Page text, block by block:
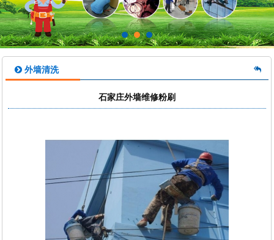
外墙清洗
石家庄外墙维修粉刷